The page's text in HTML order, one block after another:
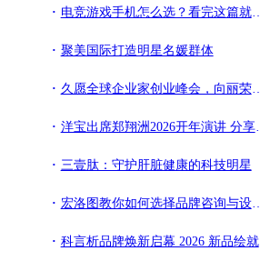
电竞游戏手机怎么选？看完这篇就有答案了
聚美国际打造明星名媛群体
久愿全球企业家创业峰会，向丽荣获全球优秀企业家荣誉
洋宝出席郑翔洲2026开年演讲 分享“企业家权威IP打造
三壹肽：守护肝脏健康的科技明星
宏洛图教你如何选择品牌咨询与设计伙伴？理性视角下的专业参考
科言析品牌焕新启幕 2026 新品绘就精准护肤新篇